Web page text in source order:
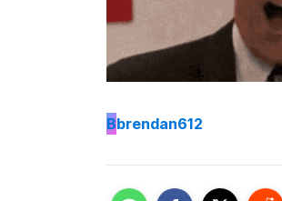
Bbrendan612